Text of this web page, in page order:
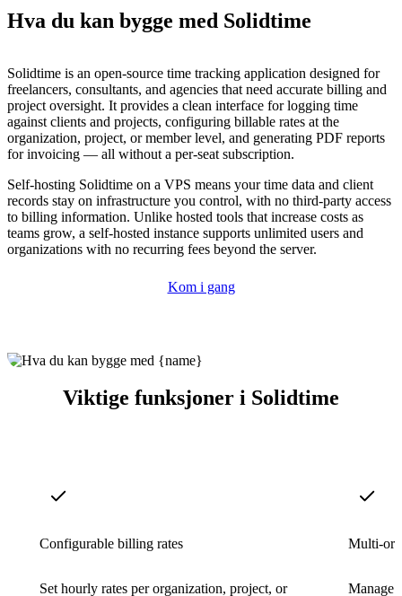
Hva du kan bygge med Solidtime
Solidtime is an open-source time tracking application designed for
freelancers, consultants, and agencies that need accurate billing and
project oversight. It provides a clean interface for logging time
against clients and projects, configuring billable rates at the
organization, project, or member level, and generating PDF reports
for invoicing — all without a per-seat subscription.
Self-hosting Solidtime on a VPS means your time data and client
records stay on infrastructure you control, with no third-party access
to billing information. Unlike hosted tools that increase costs as
teams grow, a self-hosted instance supports unlimited users and
organizations with no recurring fees beyond the server.
Kom i gang
Viktige funksjoner i Solidtime
Configurable billing rates
Set hourly rates per organization, project, or
Multi-
Manage